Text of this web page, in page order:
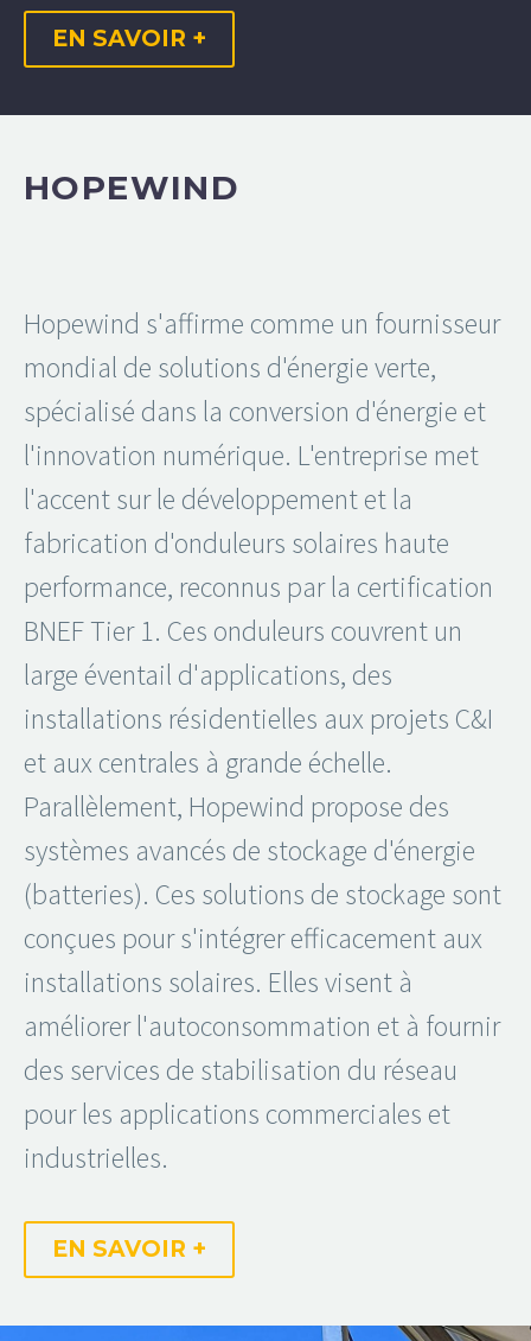
EN SAVOIR +
HOPEWIND
Hopewind s'affirme comme un fournisseur
mondial de solutions d'énergie verte,
spécialisé dans la conversion d'énergie et
l'innovation numérique. L'entreprise met
l'accent sur le développement et la
fabrication d'onduleurs solaires haute
performance, reconnus par la certification
BNEF Tier 1. Ces onduleurs couvrent un
large éventail d'applications, des
installations résidentielles aux projets C&I
et aux centrales à grande échelle.
Parallèlement, Hopewind propose des
systèmes avancés de stockage d'énergie
(batteries). Ces solutions de stockage sont
conçues pour s'intégrer efficacement aux
installations solaires. Elles visent à
améliorer l'autoconsommation et à fournir
des services de stabilisation du réseau
pour les applications commerciales et
industrielles.
EN SAVOIR +